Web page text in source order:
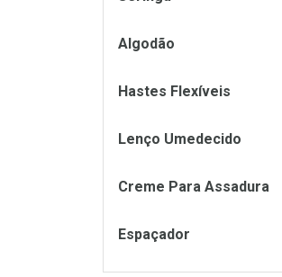
Algodão
Hastes Flexíveis
Lenço Umedecido
Creme Para Assadura
Espaçador